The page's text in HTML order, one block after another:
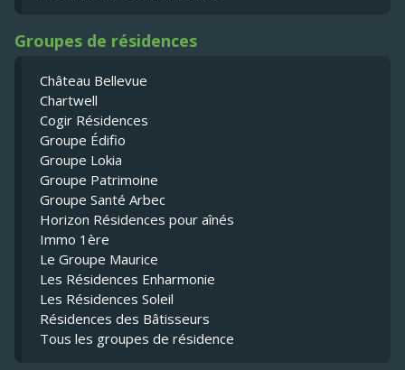
Groupes de résidences
Château Bellevue
Chartwell
Cogir Résidences
Groupe Édifio
Groupe Lokia
Groupe Patrimoine
Groupe Santé Arbec
Horizon Résidences pour aînés
Immo 1ère
Le Groupe Maurice
Les Résidences Enharmonie
Les Résidences Soleil
Résidences des Bâtisseurs
Tous les groupes de résidence